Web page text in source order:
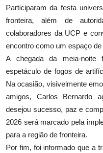
Participaram da festa
fronteira, além de
colaboradores da UCP e
encontro como um espaço
A chegada da meia-noite
espetáculo de fogos de
Na ocasião, visivelmente
amigos, Carlos Bernardo
desejou sucesso, paz e
2026 será marcado pela
para a região de fronteira.
Por fim, foi informado que a